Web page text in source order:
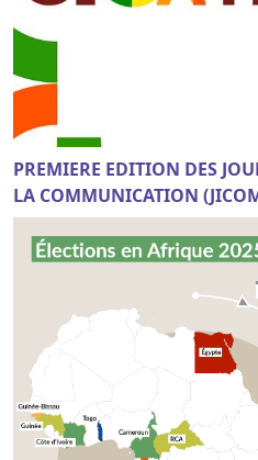
PREMIERE EDITION DES
LA COMMUNICATION